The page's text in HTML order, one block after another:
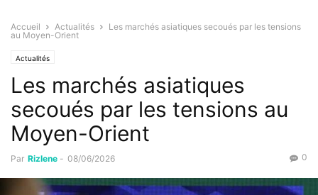
Accueil Actualités
Les marchés asiatiques secoués par les tensions
au Moyen-Orient
Actualités
Les marchés asiatiques
secoués par les tensions au
Moyen-Orient
Par Rizlene - 08/06/2026 0